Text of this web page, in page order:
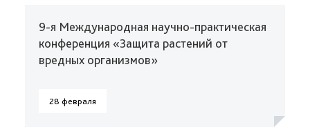
9-я Международная научно-практическая
конференция «Защита растений от
вредных организмов»
28 февраля